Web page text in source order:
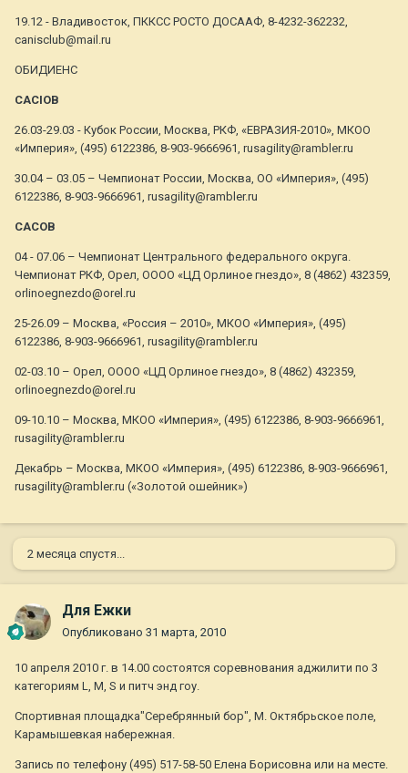
19.12 - Владивосток, ПККСС РОСТО ДОСААФ, 8-4232-362232,
canisclub@mail.ru
ОБИДИЕНС
САСIОВ
26.03-29.03 - Кубок России, Москва, РКФ, «ЕВРАЗИЯ-2010», МКОО
«Империя», (495) 6122386, 8-903-9666961, rusagility@rambler.ru
30.04 – 03.05 – Чемпионат России, Москва, ОО «Империя», (495)
6122386, 8-903-9666961, rusagility@rambler.ru
CACOB
04 - 07.06 – Чемпионат Центрального федерального округа.
Чемпионат РКФ, Орел, ОООО «ЦД Орлиное гнездо», 8 (4862) 432359,
orlinoegnezdo@orel.ru
25-26.09 – Москва, «Россия – 2010», МКОО «Империя», (495)
6122386, 8-903-9666961, rusagility@rambler.ru
02-03.10 – Орел, ОООО «ЦД Орлиное гнездо», 8 (4862) 432359,
orlinoegnezdo@orel.ru
09-10.10 – Москва, МКОО «Империя», (495) 6122386, 8-903-9666961,
rusagility@rambler.ru
Декабрь – Москва, МКОО «Империя», (495) 6122386, 8-903-9666961,
rusagility@rambler.ru («Золотой ошейник»)
2 месяца спустя...
Для Ежки
Опубликовано 31 марта, 2010
10 апреля 2010 г. в 14.00 состоятся соревнования аджилити по 3
категориям L, M, S и питч энд гоу.
Спортивная площадка"Серебрянный бор", М. Октябрьское поле,
Карамышевкая набережная.
Запись по телефону (495) 517-58-50 Елена Борисовна или на месте.